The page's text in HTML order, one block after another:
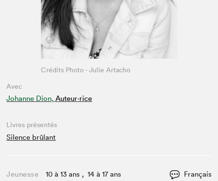
Avec
Johanne Dion, Auteur·rice
Crédits Photo - Julie Artacho
Livres présentés
Silence brûlant
Jeunesse 10 à 13 ans , 14 à 17 ans Français